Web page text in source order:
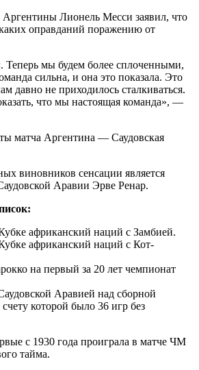
Лионель Месси заявил, что
оправданий поражению от
Теперь мы будем более сплоченными,
сильна, и она это показала. Это
давно не приходилось сталкиваться.
что мы настоящая команда», —
матча Аргентина — Саудовская
виновников сенсации является
Аравии Эрве Ренар.
африканский наций с Замбией.
африканский наций с Кот-
на первый за 20 лет чемпионат
Аравией над сборной
которой было 36 игр без
с 1930 года проиграла в матче ЧМ
тайма.